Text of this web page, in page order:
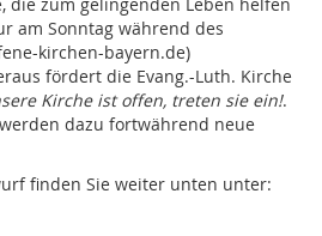
am Sonntag während des
kirchen-bayern.de)
fördert die Evang.-Luth. Kirche
Kirche ist offen, treten sie ein!.
dazu fortwährend neue
finden Sie weiter unten unter: